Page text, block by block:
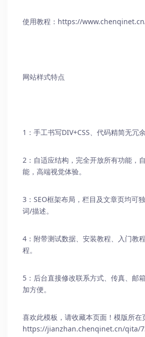
使用教程： https://
网站样式特点
1：手工书写DIV+CSS、代码精简无冗余
2：自适应结构，完全开放所有功能，
能，高端视觉体验。
3：SEO框架布局，栏目及文章页均可
词/描述。
4：附带测试数据、安装教程、入门教
程。
5：后台直接修改联系方式、传真、邮
加方便。
喜欢此模板，请收藏本页面！模版所在
https://jianzhan.chenqinet.cn/qita/